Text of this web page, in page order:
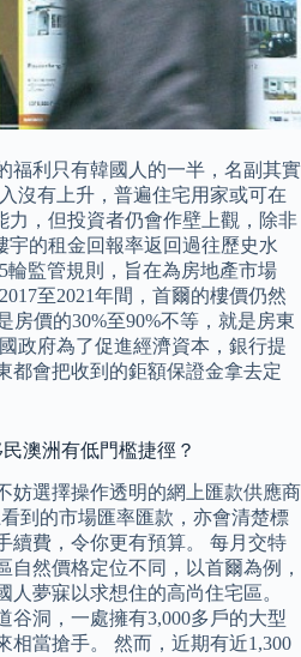
福利只有韓國人的一半，名副其實
沒有上升，普遍住宅用家或可在
力，但投資者仍會作壁上觀，除非
宇的租金回報率返回過往歷史水
輪監管規則，旨在為房地產市場
至2021年間，首爾的樓價仍然
房價的30%至90%不等，就是房東
政府為了促進經濟資本，銀行提
都會把收到的鉅額保證金拿去定
澳洲有低門檻捷徑？
妨選擇操作透明的網上匯款供應商
到的市場匯率匯款，亦會清楚標
續費，令你更有預算。 每月交特
自然價格定位不同，以首爾為例，
夢寐以求想住的高尚住宅區。
谷洞，一處擁有3,000多戶的大型
相當搶手。 然而，近期有近1,300